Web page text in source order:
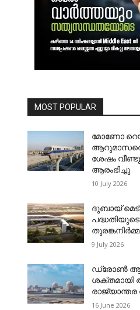
MOST POPULAR
മോണോ
ശേഷം
ആരംഭിച്ചു
10 July 2026
ദുബായ്
9 July 2026
ഡ്രോണ്‍
ശക്തമായി
16 June 2026